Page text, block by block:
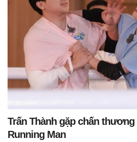
Trấn Thành gặp chấn
Running Man